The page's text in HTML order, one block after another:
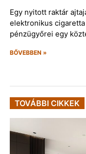
Egy nyitott raktár
elektronikus
pénzügyőrei egy
BŐVEBBEN »
TOVÁBBI CIKKEK